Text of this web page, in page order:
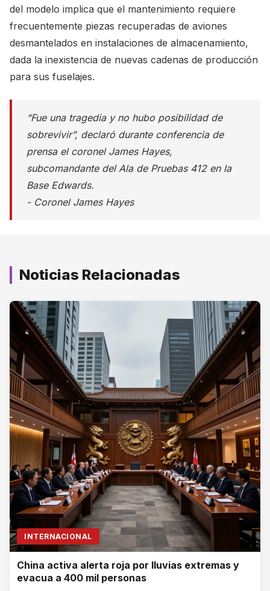
del modelo implica que el mantenimiento requiere
frecuentemente piezas recuperadas de aviones
desmantelados en instalaciones de almacenamiento,
dada la inexistencia de nuevas cadenas de producción
para sus fuselajes.
“Fue una tragedia y no hubo posibilidad de
sobrevivir”, declaró durante conferencia de
prensa el coronel James Hayes,
subcomandante del Ala de Pruebas 412 en la
Base Edwards.
- Coronel James Hayes
Noticias Relacionadas
INTERNACIONAL
China activa alerta roja por lluvias extremas y
evacua a 400 mil personas